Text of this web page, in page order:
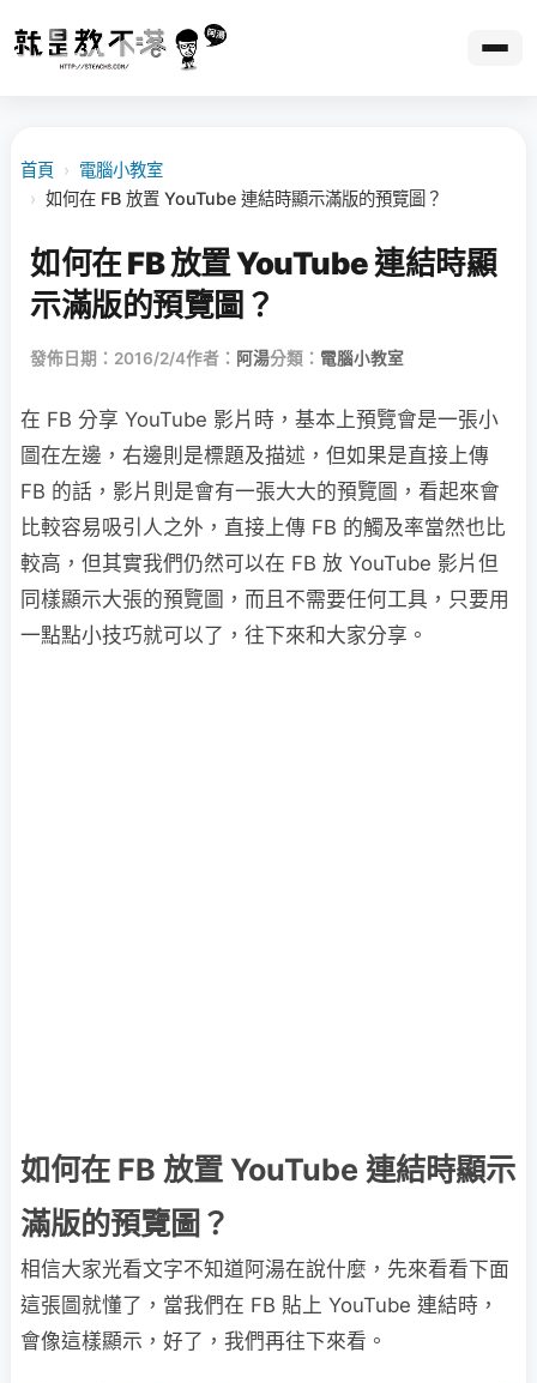
首頁 › 電腦小教室
› 如何在 FB 放置 YouTube 連結時顯示滿版的預覽圖？
如何在 FB 放置 YouTube 連結時顯
示滿版的預覽圖？
發佈日期：2016/2/4作者： 阿湯分類： 電腦小教室
在 FB 分享 YouTube 影片時，基本上預覽會是一張小
圖在左邊，右邊則是標題及描述，但如果是直接上傳
FB 的話，影片則是會有一張大大的預覽圖，看起來會
比較容易吸引人之外，直接上傳 FB 的觸及率當然也比
較高，但其實我們仍然可以在 FB 放 YouTube 影片但
同樣顯示大張的預覽圖，而且不需要任何工具，只要用
一點點小技巧就可以了，往下來和大家分享。
如何在 FB 放置 YouTube 連結時顯示
滿版的預覽圖？
相信大家光看文字不知道阿湯在說什麼，先來看看下面
這張圖就懂了，當我們在 FB 貼上 YouTube 連結時，
會像這樣顯示，好了，我們再往下來看。